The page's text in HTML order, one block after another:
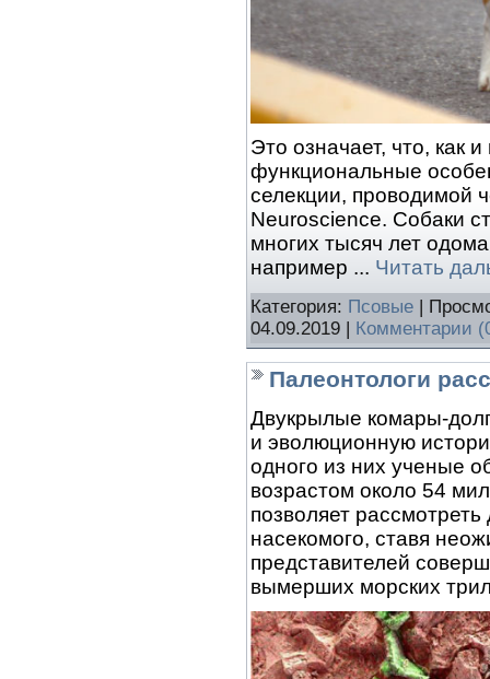
Это означает, что, как
функциональные
селекции, проводимой
Neuroscience. Собаки
многих тысяч лет
например ... Читать
Категория: Псовые |
04.09.2019
Комментарии
Палеонтологи
Двукрылые комары-
и эволюционную
одного из них ученые
возрастом около 54
позволяет
насекомого, ставя
представителей
вымерших морских